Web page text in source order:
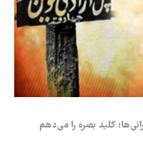
کلید بصره را می‌دهم